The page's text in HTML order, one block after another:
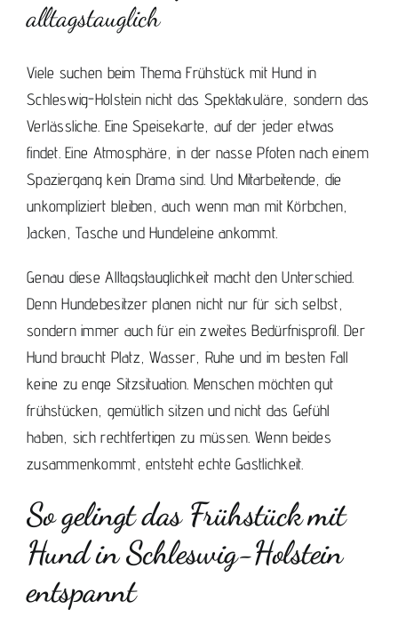
alltagstauglich
Viele suchen beim Thema Frühstück mit Hund in
Schleswig-Holstein nicht das Spektakuläre, sondern das
Verlässliche. Eine Speisekarte, auf der jeder etwas
findet. Eine Atmosphäre, in der nasse Pfoten nach einem
Spaziergang kein Drama sind. Und Mitarbeitende, die
unkompliziert bleiben, auch wenn man mit Körbchen,
Jacken, Tasche und Hundeleine ankommt.
Genau diese Alltagstauglichkeit macht den Unterschied.
Denn Hundebesitzer planen nicht nur für sich selbst,
sondern immer auch für ein zweites Bedürfnisprofil. Der
Hund braucht Platz, Wasser, Ruhe und im besten Fall
keine zu enge Sitzsituation. Menschen möchten gut
frühstücken, gemütlich sitzen und nicht das Gefühl
haben, sich rechtfertigen zu müssen. Wenn beides
zusammenkommt, entsteht echte Gastlichkeit.
So gelingt das Frühstück mit
Hund in Schleswig-Holstein
entspannt